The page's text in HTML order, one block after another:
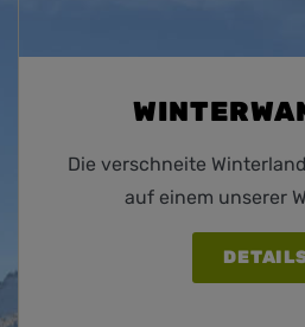
Die verschneite
auf einem unserer